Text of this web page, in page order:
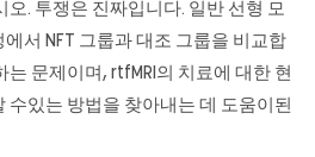
오. 투쟁은 진짜입니다. 일반 선형 모
서 NFT 그룹과 대조 그룹을 비교합
는 문제이며, rtfMRI의 치료에 대한 현
수있는 방법을 찾아내는 데 도움이된